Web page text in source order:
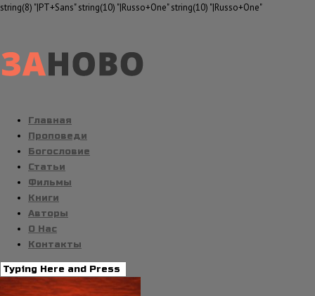
string(8) "|PT+Sans" string(10) "|Russo+One" string(10) "|Russo+One"
Главная
Проповеди
Богословие
Статьи
Фильмы
Книги
Авторы
О Нас
Контакты